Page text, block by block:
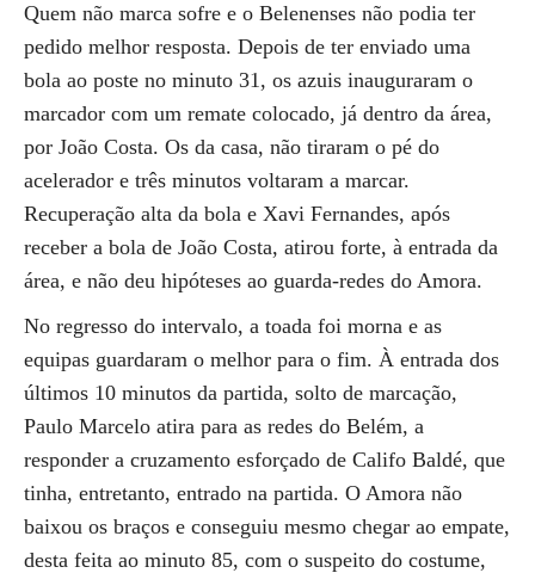
Quem não marca sofre e o Belenenses não podia ter
pedido melhor resposta. Depois de ter enviado uma
bola ao poste no minuto 31, os azuis inauguraram o
marcador com um remate colocado, já dentro da área,
por João Costa. Os da casa, não tiraram o pé do
acelerador e três minutos voltaram a marcar.
Recuperação alta da bola e Xavi Fernandes, após
receber a bola de João Costa, atirou forte, à entrada da
área, e não deu hipóteses ao guarda-redes do Amora.
No regresso do intervalo, a toada foi morna e as
equipas guardaram o melhor para o fim. À entrada dos
últimos 10 minutos da partida, solto de marcação,
Paulo Marcelo atira para as redes do Belém, a
responder a cruzamento esforçado de Califo Baldé, que
tinha, entretanto, entrado na partida. O Amora não
baixou os braços e conseguiu mesmo chegar ao empate,
desta feita ao minuto 85, com o suspeito do costume,